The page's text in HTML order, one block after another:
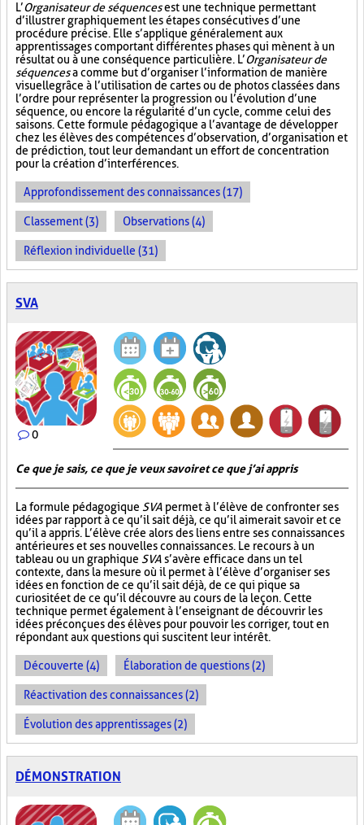
L’Organisateur de séquencesest une technique permettant
d’illustrer graphiquement les étapes consécutives d’une
procédure précise. Elle s’applique généralement aux
apprentissages comportant différentes phases qui mènent à un
résultat ou à une conséquence particulière. L’Organisateur de
séquencesa comme but d’organiser l’information de manière
visuellegrâce à l’utilisation de cartes ou de photos classées dans
l’ordre pour représenter la progression ou l’évolution d’une
séquence, ou encore la régularité d’un cycle, comme celui des
saisons. Cette formule pédagogique a l’avantage de développer
chez les élèves des compétences d’observation, d’organisation et
de prédiction, tout leur demandant un effort de concentration
pour la création d’interférences.
Approfondissement des connaissances (17)
Classement (3) Observations (4)
Réflexion individuelle (31)
SVA
0
Ce que je sais, ce que je veux savoir et ce que j’ai appris
La formule pédagogique SVA permet à l’élève de confronter ses
idées par rapport à ce qu’il sait déjà, ce qu’il aimerait savoir et ce
qu’il a appris. L’élève crée alors des liens entre ses connaissances
antérieures et ses nouvelles connaissances. Le recours à un
tableau ou un graphique SVA s’avère efficace dans un tel
contexte, dans la mesure où il permet à l’élève d’organiser ses
idées en fonction de ce qu’il sait déjà, de ce qui pique sa
curiosité et de ce qu’il découvre au cours de la leçon. Cette
technique permet également à l’enseignant de découvrir les
idées préconçues des élèves pour pouvoir les corriger, tout en
répondant aux questions qui suscitent leur intérêt.
Découverte (4) Élaboration de questions (2)
Réactivation des connaissances (2)
Évolution des apprentissages (2)
DÉMONSTRATION